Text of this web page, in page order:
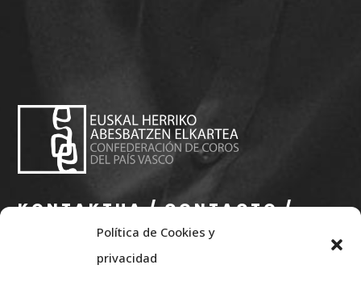
Política de Cookies y
privacidad
KONTAKTUA / CONTACTO /
CONTACT